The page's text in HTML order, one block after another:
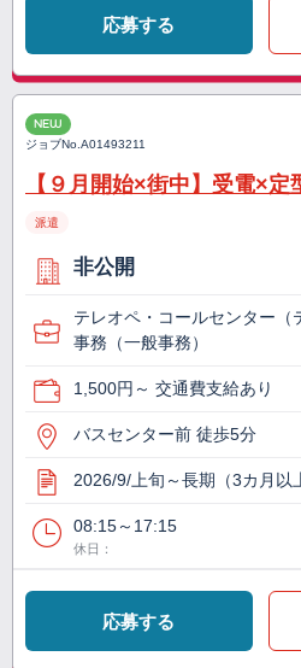
応募する
NEW
ジョブNo.A01493211
【９月開始×街中】受電×定
派遣
非公開
テレオペ・コールセンター（
事務（一般事務）
1,500円～ 交通費支給あり
バスセンター前 徒歩5分
2026/9/上旬～長期（3カ月以
08:15～17:15
休日：
応募する